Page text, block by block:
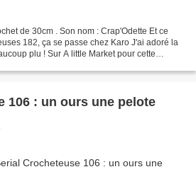
de 30cm . Son nom : Crap'Odette Et ce
182, ça se passe chez Karo J'ai adoré la
plu ! Sur A little Market pour cette
106 : un ours une pelote